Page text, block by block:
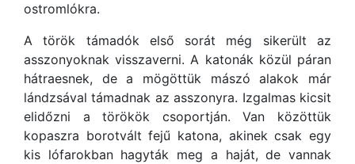
ostromlókra.
A török támadók első sorát még sikerült az
asszonyoknak visszaverni. A katonák közül páran
hátraesnek, de a mögöttük mászó alakok már
lándzsával támadnak az asszonyra. Izgalmas kicsit
elidőzni a törökök csoportján. Van közöttük
kopaszra borotvált fejű katona, akinek csak egy
kis lófarokban hagyták meg a haját, de vannak